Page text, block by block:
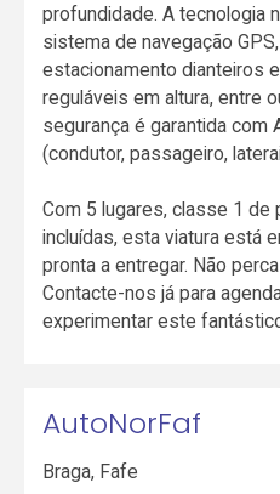
profundidade. A tecnologia
sistema de navegação
estacionamento dianteiros
reguláveis em altura, entre
segurança é garantida com
(condutor, passageiro,
Com 5 lugares, classe 1
incluídas, esta viatura está
pronta a entregar. Não
Contacte-nos já para
experimentar este
AutoNorFaf
Braga, Fafe